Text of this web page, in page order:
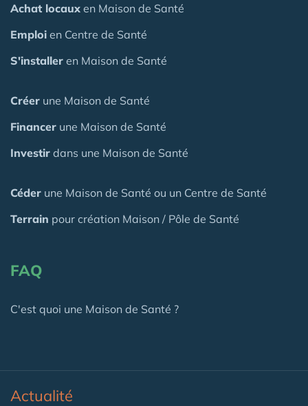
Achat locaux en Maison de Santé
Emploi en Centre de Santé
S'installer en Maison de Santé
Créer une Maison de Santé
Financer une Maison de Santé
Investir dans une Maison de Santé
Céder une Maison de Santé ou un Centre de Santé
Terrain pour création Maison / Pôle de Santé
FAQ
C'est quoi une Maison de Santé ?
Actualité